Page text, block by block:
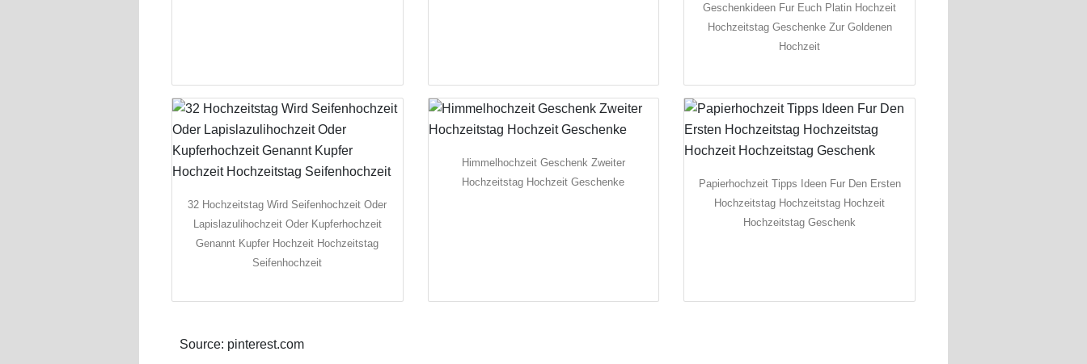
Geschenkideen Fur Euch Platin Hochzeit
Hochzeitstag Geschenke Zur Goldenen
Hochzeit
32 Hochzeitstag Wird Seifenhochzeit Oder
Lapislazulihochzeit Oder Kupferhochzeit
Genannt Kupfer Hochzeit Hochzeitstag
Seifenhochzeit
Himmelhochzeit Geschenk Zweiter
Hochzeitstag Hochzeit Geschenke
Papierhochzeit Tipps Ideen Fur Den Ersten
Hochzeitstag Hochzeitstag Hochzeit
Hochzeitstag Geschenk
Source: pinterest.com